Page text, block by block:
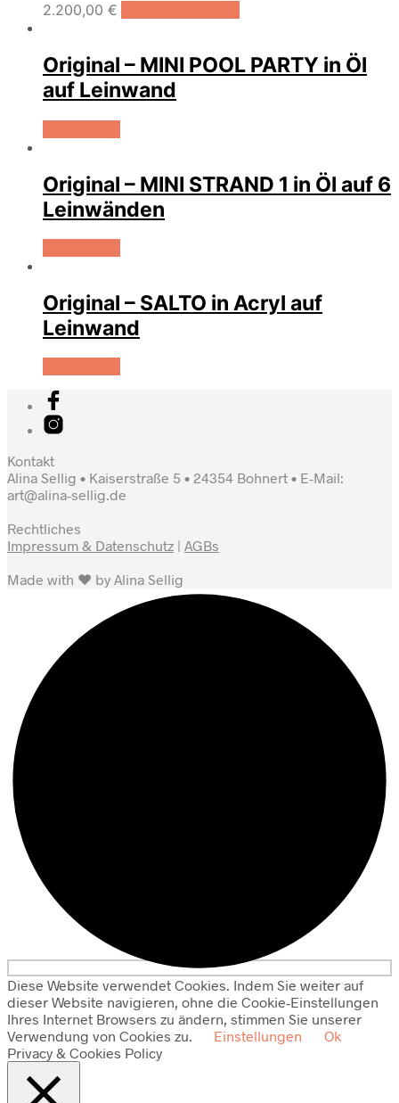
2.200,00 €
Original – MINI POOL PARTY in Öl
auf Leinwand
Original – MINI STRAND 1 in Öl auf 6
Leinwänden
Original – SALTO in Acryl auf
Leinwand
Kontakt
Alina Sellig • Kaiserstraße 5 • 24354 Bohnert • E-Mail:
art@alina-sellig.de
Rechtliches
Impressum & Datenschutz | AGBs
Made with ♥ by Alina Sellig
Diese Website verwendet Cookies. Indem Sie weiter auf
dieser Website navigieren, ohne die Cookie-Einstellungen
Ihres Internet Browsers zu ändern, stimmen Sie unserer
Verwendung von Cookies zu.
Einstellungen
Ok
Privacy & Cookies Policy